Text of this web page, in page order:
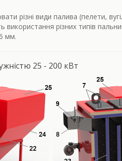
різні види палива (пелети,
використання різних типів
мм.
25 - 200 кВт